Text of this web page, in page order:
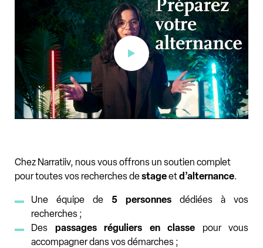
Chez Narratiiv, nous vous offrons un soutien complet
pour toutes vos recherches destageetd’alternance.
Une équipe de 5 personnes dédiées à vos
recherches ;
Des passages réguliers en classe pour vous
accompagner dans vos démarches ;